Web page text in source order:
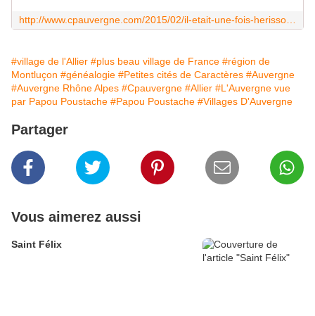
#village de l'Allier #plus beau village de France #région de
Montluçon #généalogie #Petites cités de Caractères #Auvergne
#Auvergne Rhône Alpes #Cpauvergne #Allier #L'Auvergne vue
par Papou Poustache #Papou Poustache #Villages D'Auvergne
Partager
Vous aimerez aussi
Saint Félix